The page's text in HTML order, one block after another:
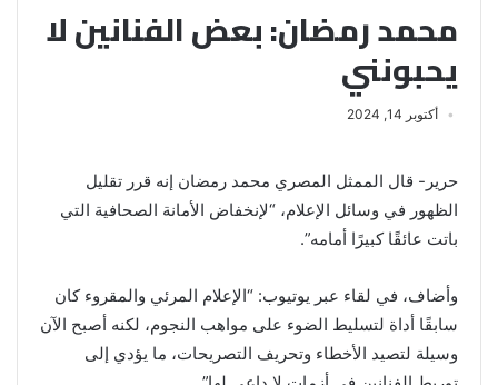
محمد رمضان: بعض الفنانين لا
يحبونني
أكتوبر 14, 2024
حرير- قال الممثل المصري محمد رمضان إنه قرر تقليل
الظهور في وسائل الإعلام، “لإنخفاض الأمانة الصحافية التي
باتت عائقًا كبيرًا أمامه”.
وأضاف، في لقاء عبر يوتيوب: “الإعلام المرئي والمقروء كان
سابقًا أداة لتسليط الضوء على مواهب النجوم، لكنه أصبح الآن
وسيلة لتصيد الأخطاء وتحريف التصريحات، ما يؤدي إلى